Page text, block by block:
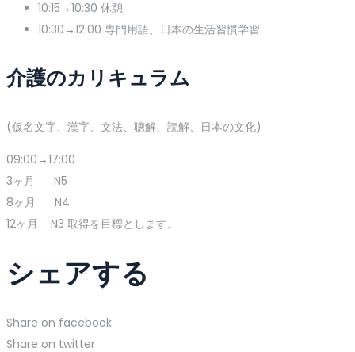
10:15→10:30 休憩
10:30→12:00 専門用語、日本の生活習慣学習
介護のカリキュラム
(仮名文字、漢字、文法、聴解、読解、日本の文化)
09:00→17:00
3ヶ月 N5
8ヶ月 N4
12ヶ月 N3 取得を目標とします。
シェアする
Share on facebook
Share on twitter